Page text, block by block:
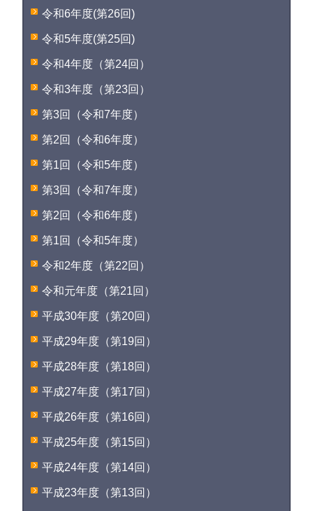
令和6年度(第26回)
令和5年度(第25回)
令和4年度（第24回）
令和3年度（第23回）
第3回（令和7年度）
第2回（令和6年度）
第1回（令和5年度）
第3回（令和7年度）
第2回（令和6年度）
第1回（令和5年度）
令和2年度（第22回）
令和元年度（第21回）
平成30年度（第20回）
平成29年度（第19回）
平成28年度（第18回）
平成27年度（第17回）
平成26年度（第16回）
平成25年度（第15回）
平成24年度（第14回）
平成23年度（第13回）